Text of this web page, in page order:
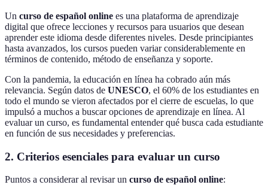
Un curso de español online es una plataforma de aprendizaje
digital que ofrece lecciones y recursos para usuarios que desean
aprender este idioma desde diferentes niveles. Desde principiantes
hasta avanzados, los cursos pueden variar considerablemente en
términos de contenido, método de enseñanza y soporte.
Con la pandemia, la educación en línea ha cobrado aún más
relevancia. Según datos de UNESCO, el 60% de los estudiantes en
todo el mundo se vieron afectados por el cierre de escuelas, lo que
impulsó a muchos a buscar opciones de aprendizaje en línea. Al
evaluar un curso, es fundamental entender qué busca cada estudiante
en función de sus necesidades y preferencias.
2. Criterios esenciales para evaluar un curso
Puntos a considerar al revisar un curso de español online: